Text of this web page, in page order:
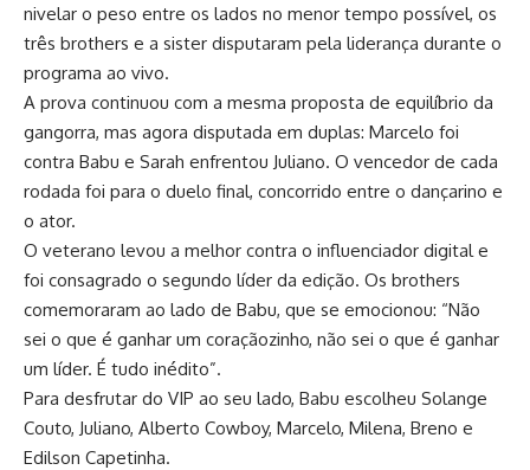
nivelar o peso entre os lados no menor tempo possível, os
três brothers e a sister disputaram pela liderança durante o
programa ao vivo.
A prova continuou com a mesma proposta de equilíbrio da
gangorra, mas agora disputada em duplas: Marcelo foi
contra Babu e Sarah enfrentou Juliano. O vencedor de cada
rodada foi para o duelo final, concorrido entre o dançarino e
o ator.
O veterano levou a melhor contra o influenciador digital e
foi consagrado o segundo líder da edição. Os brothers
comemoraram ao lado de Babu, que se emocionou: “Não
sei o que é ganhar um coraçãozinho, não sei o que é ganhar
um líder. É tudo inédito”.
Para desfrutar do VIP ao seu lado, Babu escolheu Solange
Couto, Juliano, Alberto Cowboy, Marcelo, Milena, Breno e
Edilson Capetinha.